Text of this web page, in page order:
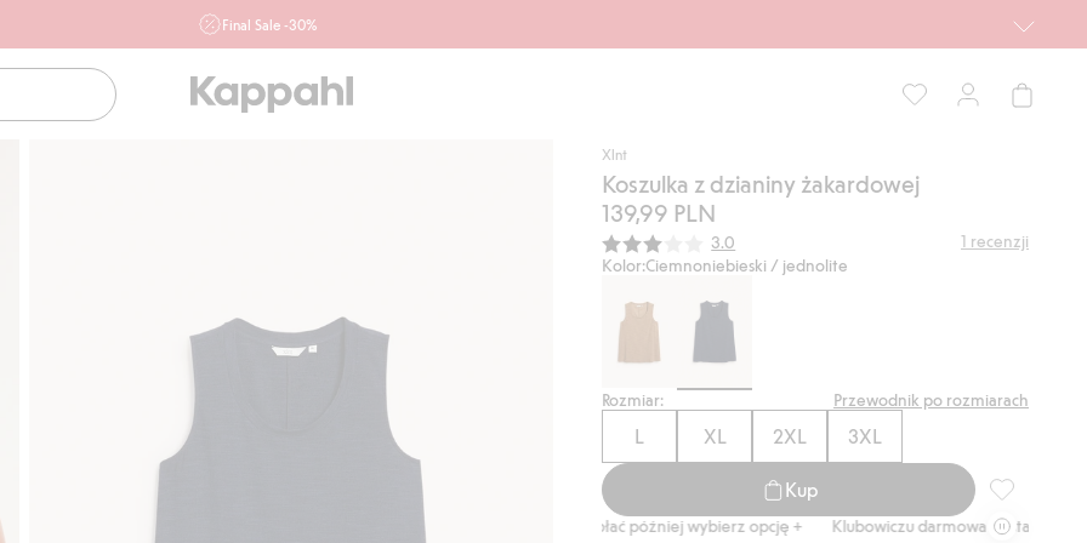
Final Sale -30%
ofertę, również z działu outlet do 10.8 w sklepach Kappahl i
Newbie oraz na kappahl.com. Ofert nie łączymy
Xlnt
Koszulka z dzianiny żakardowej
139,99 PLN
Średnia ocena:
3.0 1 recenzji
Kolor:Ciemnoniebieski / jednolite
Rozmiar: Przewodnik po rozmiarach
L XL 2XL 3XL
Kup
Koszulka
Kup teraz, a zapłać później wybierz opcję + Klubowiczu darmowa dostawa od 150 zł